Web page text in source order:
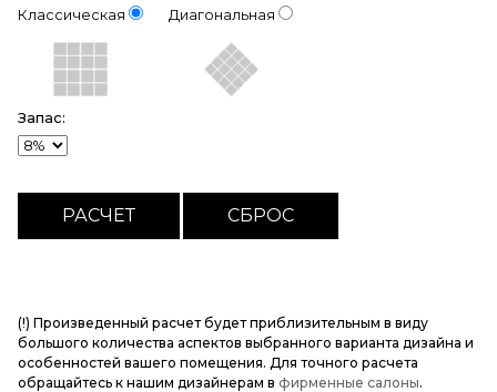
Классическая
Диагональная
Запас:
(!) Произведенный расчет будет приблизительным в виду
большого количества аспектов выбранного варианта дизайна и
особенностей вашего помещения. Для точного расчета
обращайтесь к нашим дизайнерам в фирменные салоны.